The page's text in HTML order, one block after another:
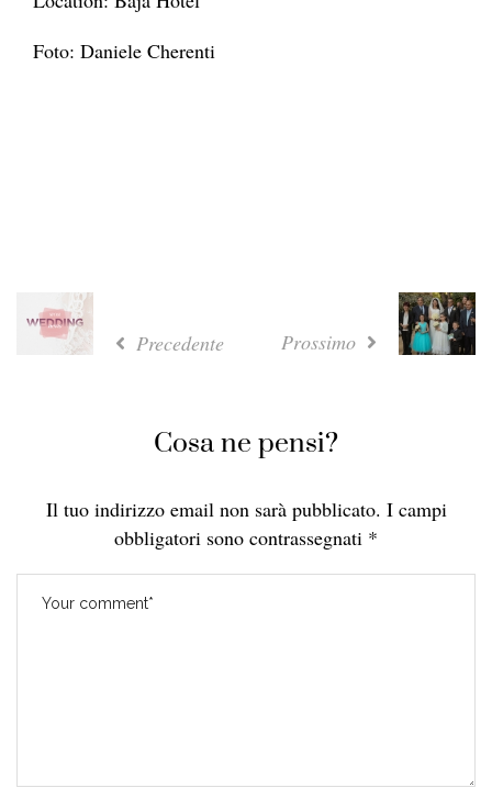
Foto: Daniele Cherenti
Precedente Prossimo
Cosa ne pensi?
Il tuo indirizzo email non sarà pubblicato. I campi
obbligatori sono contrassegnati *